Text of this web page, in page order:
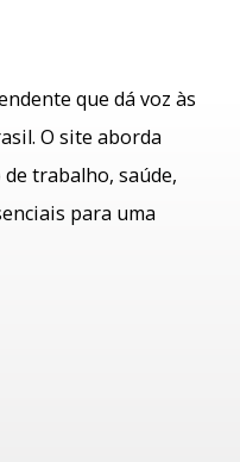
que dá voz às
O site aborda
trabalho, saúde,
para uma